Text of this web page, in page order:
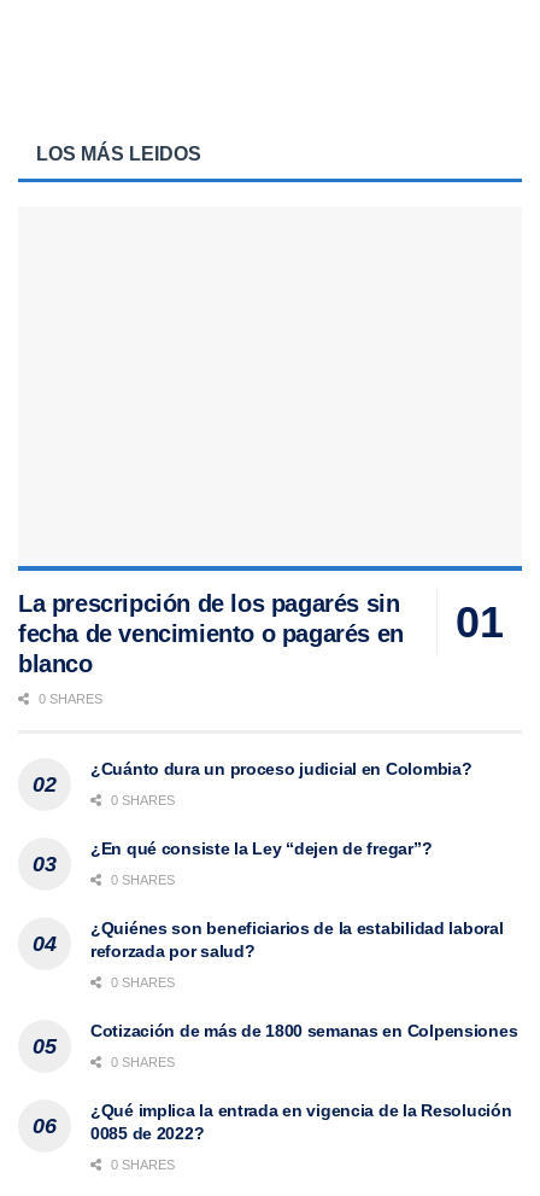
LOS MÁS LEIDOS
La prescripción de los pagarés sin
fecha de vencimiento o pagarés en
blanco
0 SHARES
¿Cuánto dura un proceso judicial en Colombia?
0 SHARES
¿En qué consiste la Ley “dejen de fregar”?
0 SHARES
¿Quiénes son beneficiarios de la estabilidad laboral
reforzada por salud?
0 SHARES
Cotización de más de 1800 semanas en Colpensiones
0 SHARES
¿Qué implica la entrada en vigencia de la Resolución
0085 de 2022?
0 SHARES